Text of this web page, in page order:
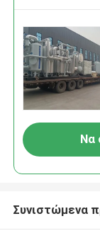
Να
Συνιστώμενα